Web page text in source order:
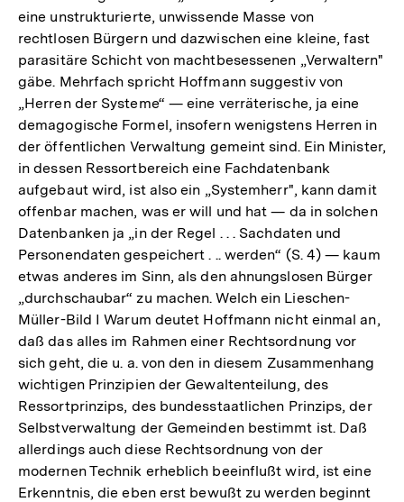
eine unstrukturierte, unwissende Masse von
rechtlosen Bürgern und dazwischen eine kleine, fast
parasitäre Schicht von machtbesessenen „Verwaltern"
gäbe. Mehrfach spricht Hoffmann suggestiv von
„Herren der Systeme“ — eine verräterische, ja eine
demagogische Formel, insofern wenigstens Herren in
der öffentlichen Verwaltung gemeint sind. Ein Minister,
in dessen Ressortbereich eine Fachdatenbank
aufgebaut wird, ist also ein „Systemherr", kann damit
offenbar machen, was er will und hat — da in solchen
Datenbanken ja „in der Regel . . . Sachdaten und
Personendaten gespeichert . .. werden“ (S. 4) — kaum
etwas anderes im Sinn, als den ahnungslosen Bürger
„durchschaubar“ zu machen. Welch ein Lieschen-
Müller-Bild I Warum deutet Hoffmann nicht einmal an,
daß das alles im Rahmen einer Rechtsordnung vor
sich geht, die u. a. von den in diesem Zusammenhang
wichtigen Prinzipien der Gewaltenteilung, des
Ressortprinzips, des bundesstaatlichen Prinzips, der
Selbstverwaltung der Gemeinden bestimmt ist. Daß
allerdings auch diese Rechtsordnung von der
modernen Technik erheblich beeinflußt wird, ist eine
Erkenntnis, die eben erst bewußt zu werden beginnt